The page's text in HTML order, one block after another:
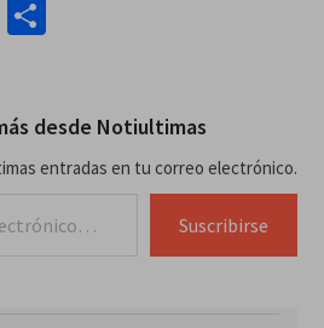
Compartir
desde Notiultimas
entradas en tu correo electrónico.
Suscribirse